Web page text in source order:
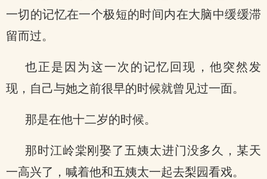
一切的记忆在一个极短的时间内在大脑中缓缓滞
留而过。
也正是因为这一次的记忆回现，他突然发
现，自己与她之前很早的时候就曾见过一面。
那是在他十二岁的时候。
那时江岭棠刚娶了五姨太进门没多久，某天
一高兴了，喊着他和五姨太一起去梨园看戏。